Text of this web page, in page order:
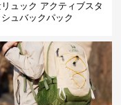
ュック アクティブスタ
ュバックパック